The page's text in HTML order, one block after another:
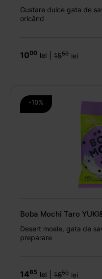
Gustare dulce gata de
oricând
1000 lei 1550 lei
-10%
Boba Mochi Taro
Desert moale, gata de
preparare
1485 lei 1650 lei